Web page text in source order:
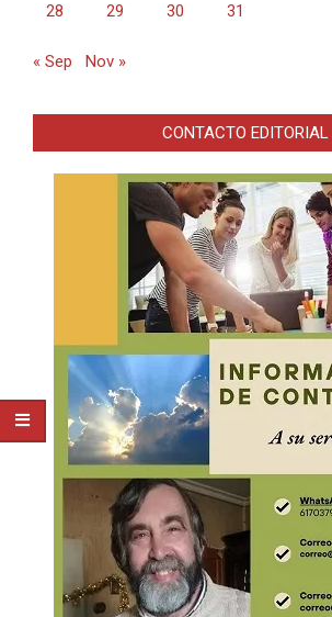
28 29 30 31
« Sep Nov »
CONTACTO EDITORIAL